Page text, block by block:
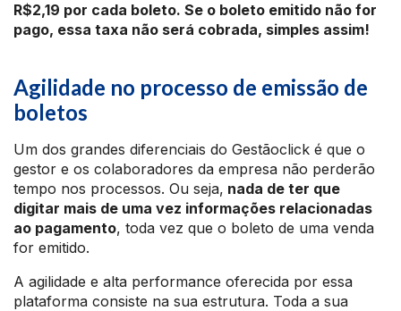
R$2,19 por cada boleto. Se o boleto emitido não for
pago, essa taxa não será cobrada, simples assim!
Agilidade no processo de emissão de
boletos
Um dos grandes diferenciais do Gestãoclick é que o
gestor e os colaboradores da empresa não perderão
tempo nos processos. Ou seja, nada de ter que
digitar mais de uma vez informações relacionadas
ao pagamento, toda vez que o boleto de uma venda
for emitido.
A agilidade e alta performance oferecida por essa
plataforma consiste na sua estrutura. Toda a sua